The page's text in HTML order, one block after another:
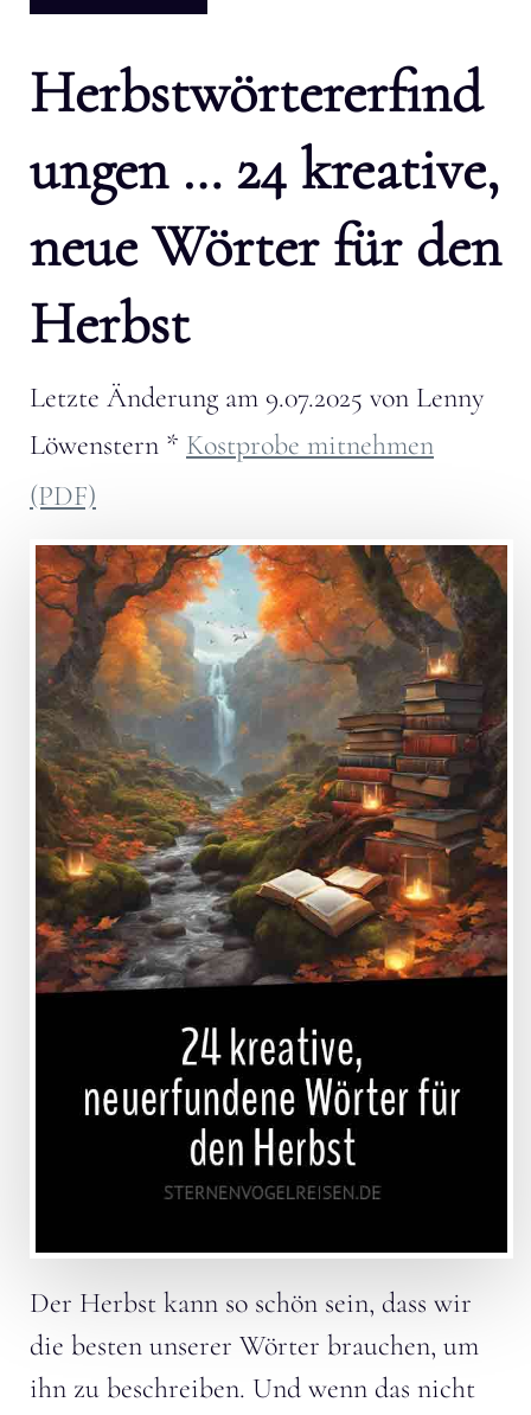
Herbstwörtererfind
ungen … 24 kreative,
neue Wörter für den
Herbst
Letzte Änderung am 9.07.2025 von Lenny
Löwenstern * Kostprobe mitnehmen
(PDF)
Der Herbst kann so schön sein, dass wir
die besten unserer Wörter brauchen, um
ihn zu beschreiben. Und wenn das nicht